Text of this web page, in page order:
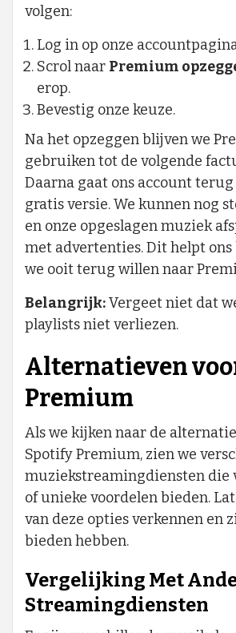
volgen:
Log in op onze
Scrol naar Premium
erop.
Bevestig onze keuze.
Na het opzeggen blijven we
gebruiken tot de volgende
Daarna gaat ons account
gratis versie. We kunnen nog
en onze opgeslagen muziek
met advertenties. Dit helpt ons
we ooit terug willen naar
Belangrijk:Vergeet niet dat
playlists niet verliezen.
Alternatieven
Premium
Als we kijken naar de
Spotify Premium, zien we
muziekstreamingdiensten die
of unieke voordelen bieden.
van deze opties verkennen en
bieden hebben.
Vergelijking Met
Streamingdiensten